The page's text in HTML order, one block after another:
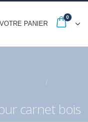
VOTRE PANIER
0
carnet bois